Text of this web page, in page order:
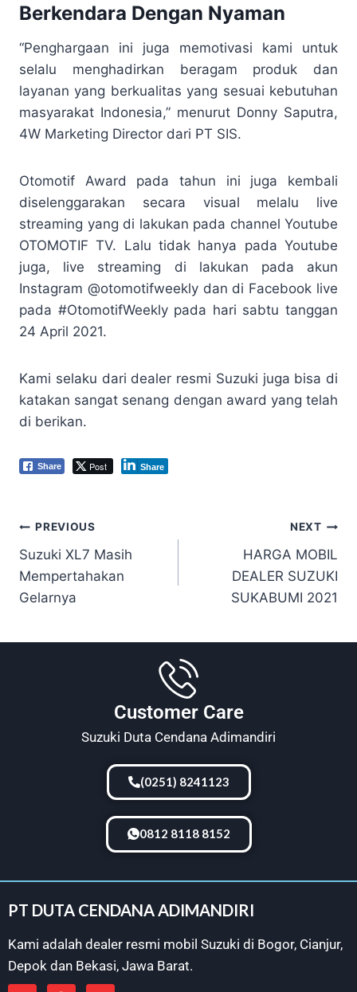
Berkendara Dengan Nyaman
“Penghargaan ini juga memotivasi kami untuk
selalu menghadirkan beragam produk dan
layanan yang berkualitas yang sesuai kebutuhan
masyarakat Indonesia,” menurut Donny Saputra,
4W Marketing Director dari PT SIS.
Otomotif Award pada tahun ini juga kembali
diselenggarakan secara visual melalu live
streaming yang di lakukan pada channel Youtube
OTOMOTIF TV. Lalu tidak hanya pada Youtube
juga, live streaming di lakukan pada akun
Instagram @otomotifweekly dan di Facebook live
pada #OtomotifWeekly pada hari sabtu tanggan
24 April 2021.
Kami selaku dari dealer resmi Suzuki juga bisa di
katakan sangat senang dengan award yang telah
di berikan.
Share Post Share
PREVIOUS
Suzuki XL7 Masih
Mempertahakan
Gelarnya
NEXT
HARGA MOBIL
DEALER SUZUKI
SUKABUMI 2021
Customer Care
Suzuki Duta Cendana Adimandiri
(0251) 8241123
0812 8118 8152
PT DUTA CENDANA ADIMANDIRI
Kami adalah dealer resmi mobil Suzuki di Bogor, Cianjur,
Depok dan Bekasi, Jawa Barat.